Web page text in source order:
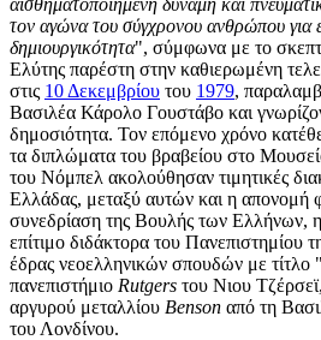
τον αγώνα του σύγχρονου ανθρώπου για
δημιουργικότητα", σύμφωνα με το
Ελύτης παρέστη στην καθιερωμένη
στις 10 Δεκεμβρίου του 1979,
Βασιλέα Κάρολο Γουστάβο και
δημοσιότητα. Τον επόμενο χρόνο
τα διπλώματα του βραβείου στο
του Νόμπελ ακολούθησαν τιμητικές
Ελλάδας, μεταξύ αυτών και η απονομή
συνεδρίαση της Βουλής των Ελλήνων,
επίτιμο διδάκτορα του Πανεπιστημίου
έδρας νεοελληνικών σπουδών με
πανεπιστήμιο Rutgers του Νιου
αργυρού μεταλλίου Benson από τη
του Λονδίνου.